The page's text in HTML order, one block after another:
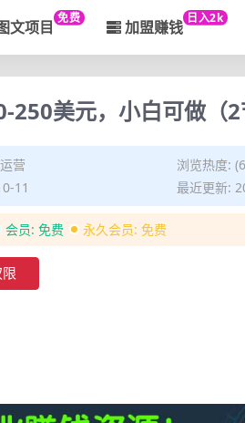
文项目 免费 加盟赚钱 日入2k
美元，小白可做（2
营
浏览热度:
11
最近更新:
会员: 免费 永久会员: 免费